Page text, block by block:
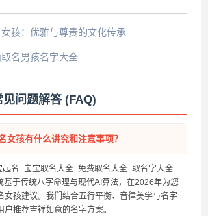
孩：优雅与尊贵的文化传承
名男孩名字大全
问题解答 (FAQ)
女孩有什么讲究和注意事项？
名_宝宝取名大全_免费取名大全_取名字大全_
基于传统八字命理与现代AI算法，在2026年为您
女孩建议。我们结合五行平衡、音律美学与名字
户推荐吉祥如意的名字方案。